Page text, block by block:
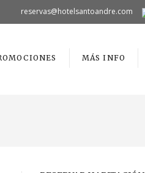
reservas@hotelsantoandre.com
MÁS INFO